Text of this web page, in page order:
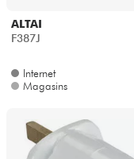
ALTAI
F387J
Internet
Magasins